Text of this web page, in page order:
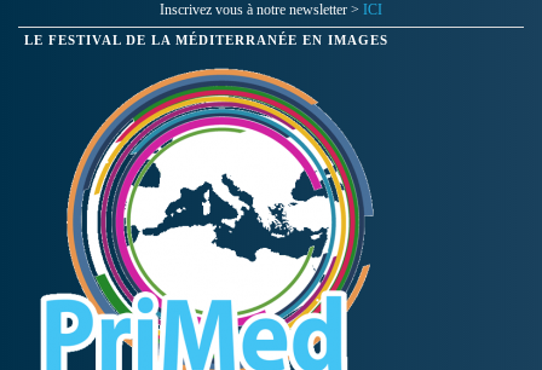
Inscrivez vous à notre newsletter > ICI
LE FESTIVAL DE LA MÉDITERRANÉE EN IMAGES